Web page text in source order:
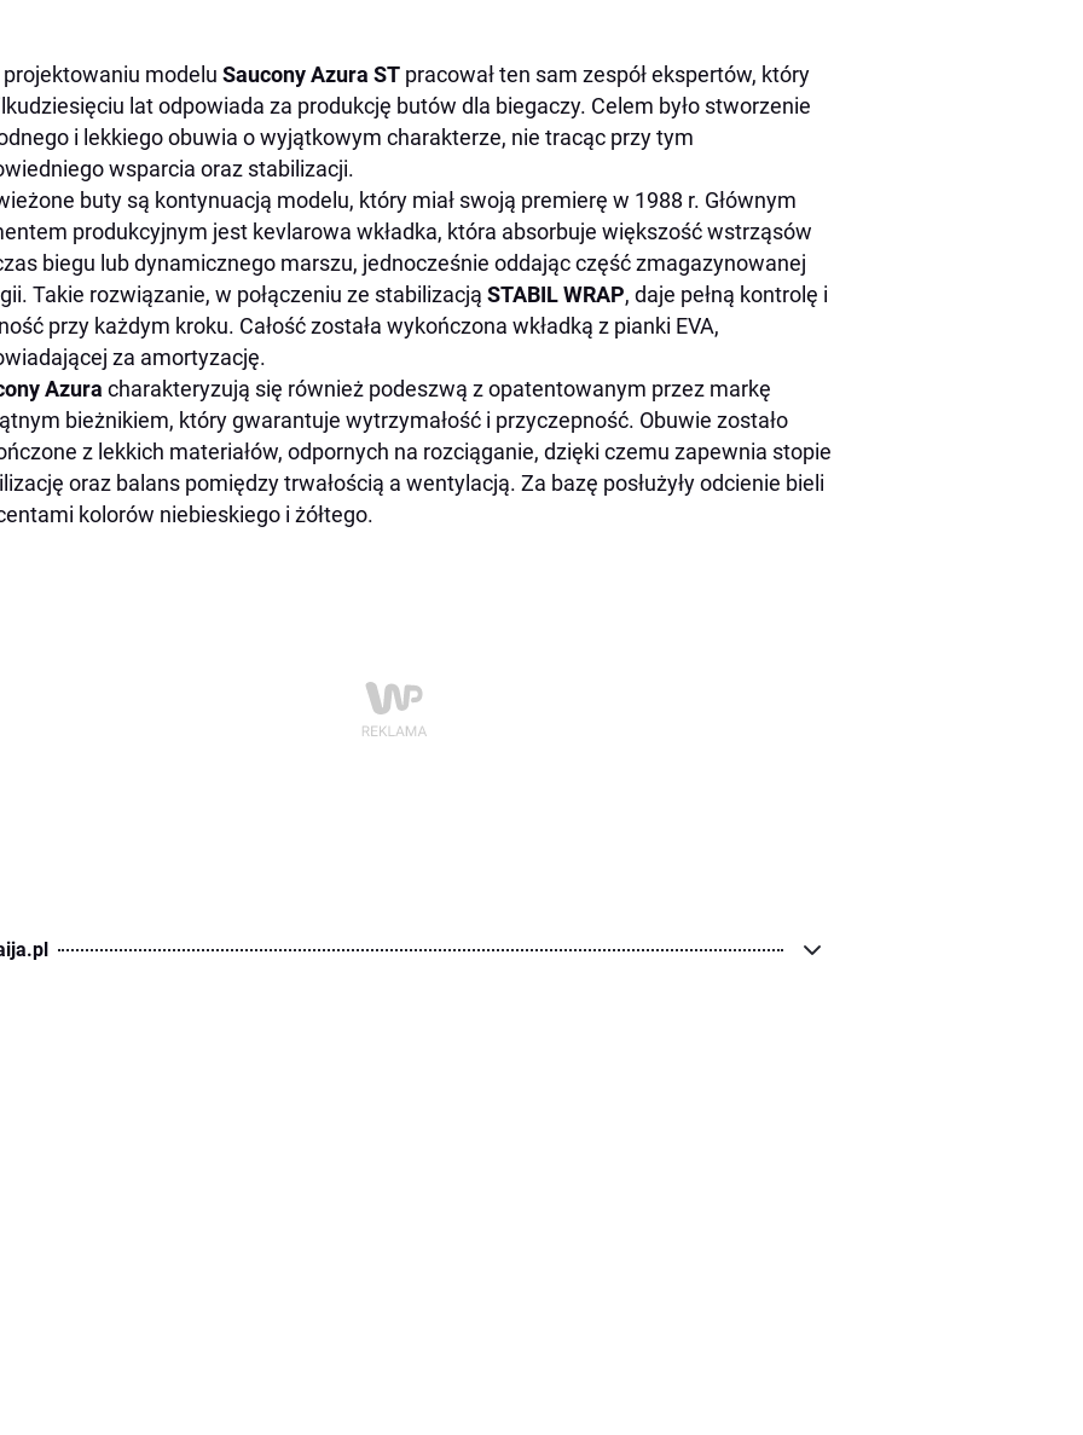
projektowaniu modelu Saucony Azura ST pracował ten sam zespół ekspertów, który
lat odpowiada za produkcję butów dla biegaczy. Celem było stworzenie
i lekkiego obuwia o wyjątkowym charakterze, nie tracąc przy tym
wsparcia oraz stabilizacji.
buty są kontynuacją modelu, który miał swoją premierę w 1988 r. Głównym
produkcyjnym jest kevlarowa wkładka, która absorbuje większość wstrząsów
biegu lub dynamicznego marszu, jednocześnie oddając część zmagazynowanej
Takie rozwiązanie, w połączeniu ze stabilizacją STABIL WRAP, daje pełną kontrolę i
przy każdym kroku. Całość została wykończona wkładką z pianki EVA,
za amortyzację.
Azura charakteryzują się również podeszwą z opatentowanym przez markę
bieżnikiem, który gwarantuje wytrzymałość i przyczepność. Obuwie zostało
z lekkich materiałów, odpornych na rozciąganie, dzięki czemu zapewnia stopie
oraz balans pomiędzy trwałością a wentylacją. Za bazę posłużyły odcienie bieli
kolorów niebieskiego i żółtego.